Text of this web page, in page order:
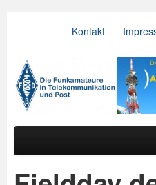
Kontakt
VFDB e.V.
Hauptmenü